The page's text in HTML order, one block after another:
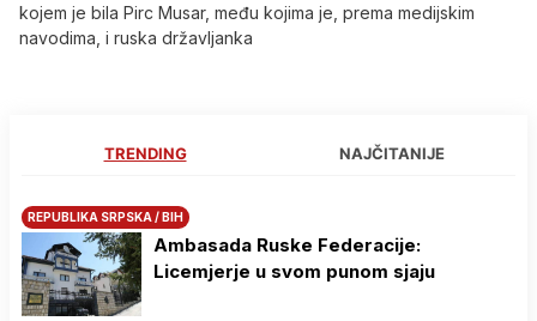
kojem je bila Pirc Musar, među kojima je, prema medijskim
navodima, i ruska državljanka
TRENDING NAJČITANIJE
REPUBLIKA SRPSKA / BIH
Ambasada Ruske Federacije:
Licemjerje u svom punom sjaju